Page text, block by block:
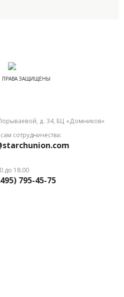
ПРАВА ЗАЩИЩЕНЫ
д. 34, БЦ «Домников»
сотрудничества:
до 18:00
795-45-75